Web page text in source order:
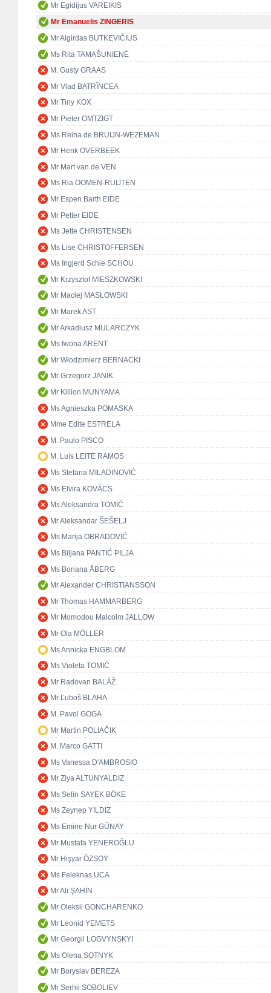
Mr Egidijus VAREIKIS
Mr Emanuelis ZINGERIS
Mr Algirdas BUTKEVIČIUS
Ms Rita TAMAŠUNIENĖ
M. Gusty GRAAS
Mr Vlad BATRÎNCEA
Mr Tiny KOX
Mr Pieter OMTZIGT
Ms Reina de BRUIJN-WEZEMAN
Mr Henk OVERBEEK
Mr Mart van de VEN
Ms Ria OOMEN-RUIJTEN
Mr Espen Barth EIDE
Mr Petter EIDE
Ms Jette CHRISTENSEN
Ms Lise CHRISTOFFERSEN
Ms Ingjerd Schie SCHOU
Mr Krzysztof MIESZKOWSKI
Mr Maciej MASŁOWSKI
Mr Marek AST
Mr Arkadiusz MULARCZYK
Ms Iwona ARENT
Mr Włodzimierz BERNACKI
Mr Grzegorz JANIK
Mr Killion MUNYAMA
Ms Agnieszka POMASKA
Mme Edite ESTRELA
M. Paulo PISCO
M. Luís LEITE RAMOS
Ms Stefana MILADINOVIĆ
Ms Elvira KOVÁCS
Ms Aleksandra TOMIĆ
Mr Aleksandar ŠEŠELJ
Ms Marija OBRADOVIĆ
Ms Biljana PANTIĆ PILJA
Ms Boriana ÅBERG
Mr Alexander CHRISTIANSSON
Mr Thomas HAMMARBERG
Mr Momodou Malcolm JALLOW
Mr Ola MÖLLER
Ms Annicka ENGBLOM
Ms Violeta TOMIĆ
Mr Radovan BALÁŽ
Mr Ľuboš BLAHA
M. Pavol GOGA
Mr Martin POLIAČIK
M. Marco GATTI
Ms Vanessa D'AMBROSIO
Mr Ziya ALTUNYALDIZ
Ms Selin SAYEK BÖKE
Ms Zeynep YILDIZ
Ms Emine Nur GÜNAY
Mr Mustafa YENEROĞLU
Mr Hişyar ÖZSOY
Ms Feleknas UCA
Mr Ali ŞAHİN
Mr Oleksii GONCHARENKO
Mr Leonid YEMETS
Mr Georgii LOGVYNSKYI
Ms Olena SOTNYK
Mr Boryslav BEREZA
Mr Serhii SOBOLIEV